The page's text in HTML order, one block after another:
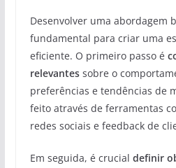
Desenvolver uma abordagem
fundamental para criar uma
eficiente. O primeiro passo é
relevantessobre o
preferências e tendências de
feito através de ferramentas
redes sociais e feedback de
Em seguida, é crucial definir